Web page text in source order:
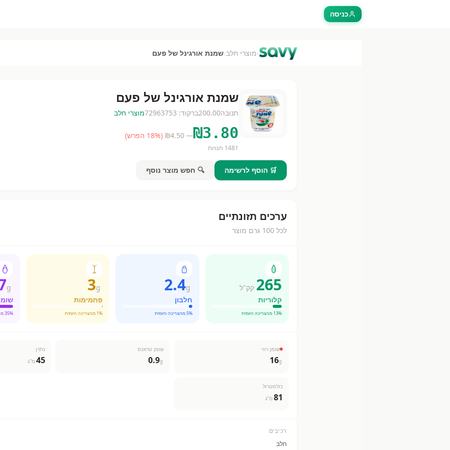
כניסה
›מוצרי חלב›שמנת אורגינל של פעם
שמנת אורגינל של פעם
תנובה200.00ברקוד: 72963753מוצרי חלב
₪3.80
— ₪
4.50
(
18% הפרש)
1481 חנויות
🛒 הוסף לרשימה 🔍 חפש מוצר נוסף
ערכים תזונתיים
לכל 100 גרם מוצר
265 קק"ל
קלוריות
13% מהצריכה היומית
2.4g
חלבון
5% מהצריכה היומית
3g
פחמימות
1% מהצריכה היומית
g
35% מהצריכה היומית
שומן רווי
16g
שומן טראנס
0.9g
נתרן
45 מ"ג
כולסטרול
81 מ"ג
רכיבים
חלב